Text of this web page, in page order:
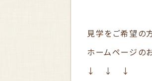
見学をご希望の
ホームページの
↓ ↓ ↓